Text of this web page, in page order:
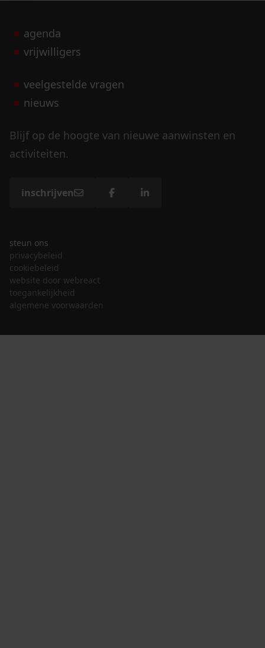
agenda
vrijwilligers
veelgestelde vragen
nieuws
Blijf op de hoogte van nieuwe aanwinsten en
activiteiten.
inschrijven
steun ons
privacybeleid
cookiebeleid
website door webreact
toegankelijkheid
algemene voorwaarden